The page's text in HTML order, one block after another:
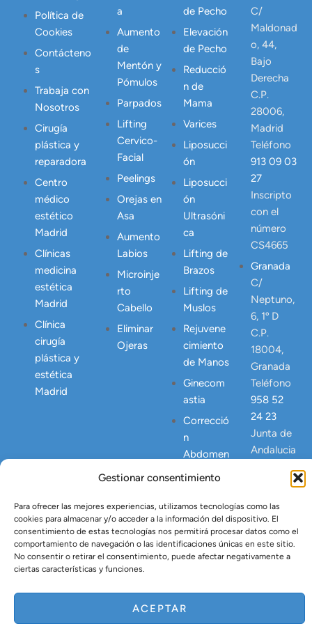
Gestionar consentimiento
Para ofrecer las mejores experiencias, utilizamos tecnologías como las
cookies para almacenar y/o acceder a la información del dispositivo. El
consentimiento de estas tecnologías nos permitirá procesar datos como el
comportamiento de navegación o las identificaciones únicas en este sitio.
No consentir o retirar el consentimiento, puede afectar negativamente a
ciertas características y funciones.
ACEPTAR
Política de
Cookies
Contácteno
s
Trabaja con
Nosotros
Cirugía
plástica y
reparadora
Centro
médico
estético
Madrid
Clínicas
medicina
estética
Madrid
Clínica
cirugía
plástica y
estética
Madrid
a
Aumento
de
Mentón y
Pómulos
Parpados
Lifting
Cervico-
Facial
Peelings
Orejas en
Asa
Aumento
Labios
Microinje
rto
Cabello
Eliminar
Ojeras
de Pecho
Elevación
de Pecho
Reducció
n de
Mama
Varices
Liposucci
ón
Liposucci
ón
Ultrasóni
ca
Lifting de
Brazos
Lifting de
Muslos
Rejuvene
cimiento
de Manos
Ginecom
astia
Correcció
n
Abdomen
Postpart
Lipo
Vaser
Tratamien
to Argón
C/
Maldonad
o, 44,
Bajo
Derecha
C.P.
28006,
Madrid
Teléfono
913 09 03
27
Inscripto
con el
número
CS4665
Granada
C/
Neptuno,
6, 1º D
C.P.
18004,
Granada
Teléfono
958 52
24 23
Junta de
Andalucia